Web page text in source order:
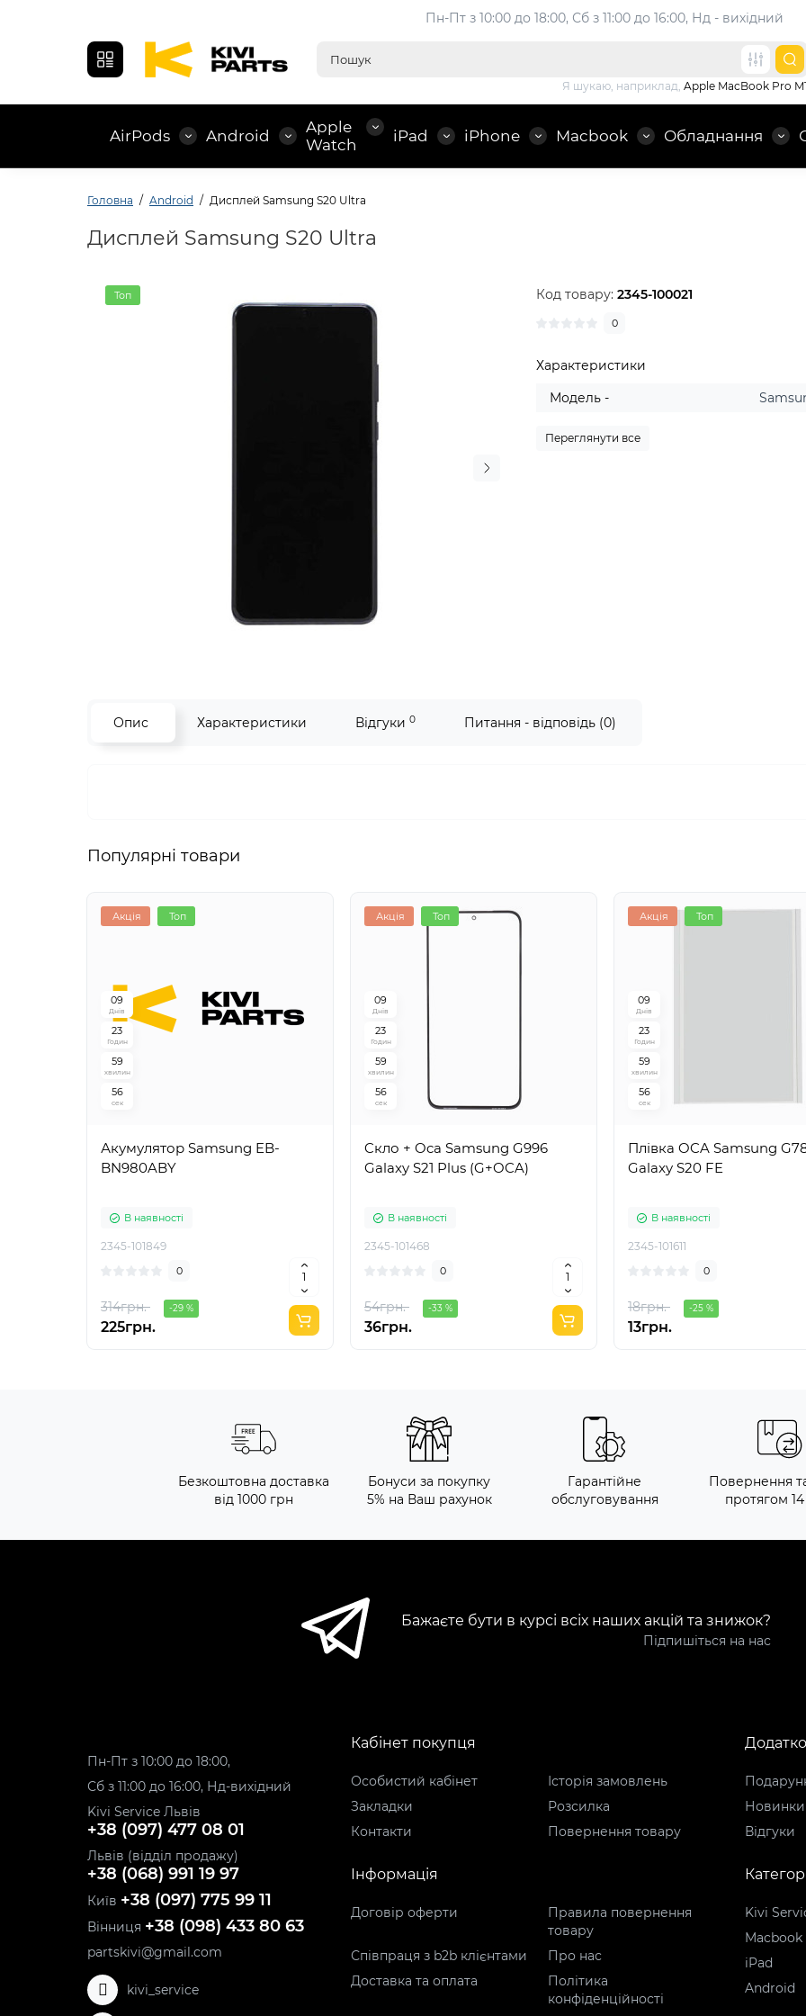
Пн-Пт з 10:00 до 18:00, Сб з 11:00 до 16:00, Нд - вихідний
Я шукаю, наприклад, Apple MacBook Pro M1
AirPods Android
Apple
Watch
iPad iPhone Macbook Обладнання
Головна Android Дисплей Samsung S20 Ultra
Дисплей Samsung S20 Ultra
Топ Код товару:2345-100021
0
Характеристики
Модель -
Переглянути все
Опис Характеристики Відгуки 0 Питання - відповідь (0)
Популярні товари
Акція Топ
09
Днів
23
Годин
59
хвилин
55
сек
Акумулятор Samsung EB-
BN980ABY
В наявності
2345-101849
0
314грн. -29 %
225грн.
Акція Топ
09
Днів
23
Годин
59
хвилин
55
сек
Cкло + Oca Samsung G996
Galaxy S21 Plus (G+OCA)
В наявності
2345-101468
0
54грн. -33 %
36грн.
Акція Топ
09
Днів
23
Годин
59
хвилин
55
сек
Плівка OCA Samsung
Galaxy S20 FE
В наявності
2345-101611
0
18грн. -25 %
13грн.
Безкоштовна доставка
від 1000 грн
Бонуси за покупку
5% на Ваш рахунок
Гарантійне
обслуговування
Повернення
протягом 14
Бажаєте бути в курсі всіх наших акцій та знижок?
Підпишіться на нас
Пн-Пт з 10:00 до 18:00,
Сб з 11:00 до 16:00, Нд-вихідний
Kivi Service Львів
+38 (097) 477 08 01
Львів (відділ продажу)
+38 (068) 991 19 97
Київ +38 (097) 775 99 11
Вінниця +38 (098) 433 80 63
partskivi@gmail.com
kivi_service
Кабінет покупця
Особистий кабінет
Історія замовлень
Закладки
Розсилка
Контакти
Повернення товару
Новинки
Відгуки
Інформація
Договір оферти
Правила повернення
товару
Співпраця з b2b клієнтами
Про нас
Доставка та оплата
Політика
конфіденційності
Kivi
Macbook
iPad
Android